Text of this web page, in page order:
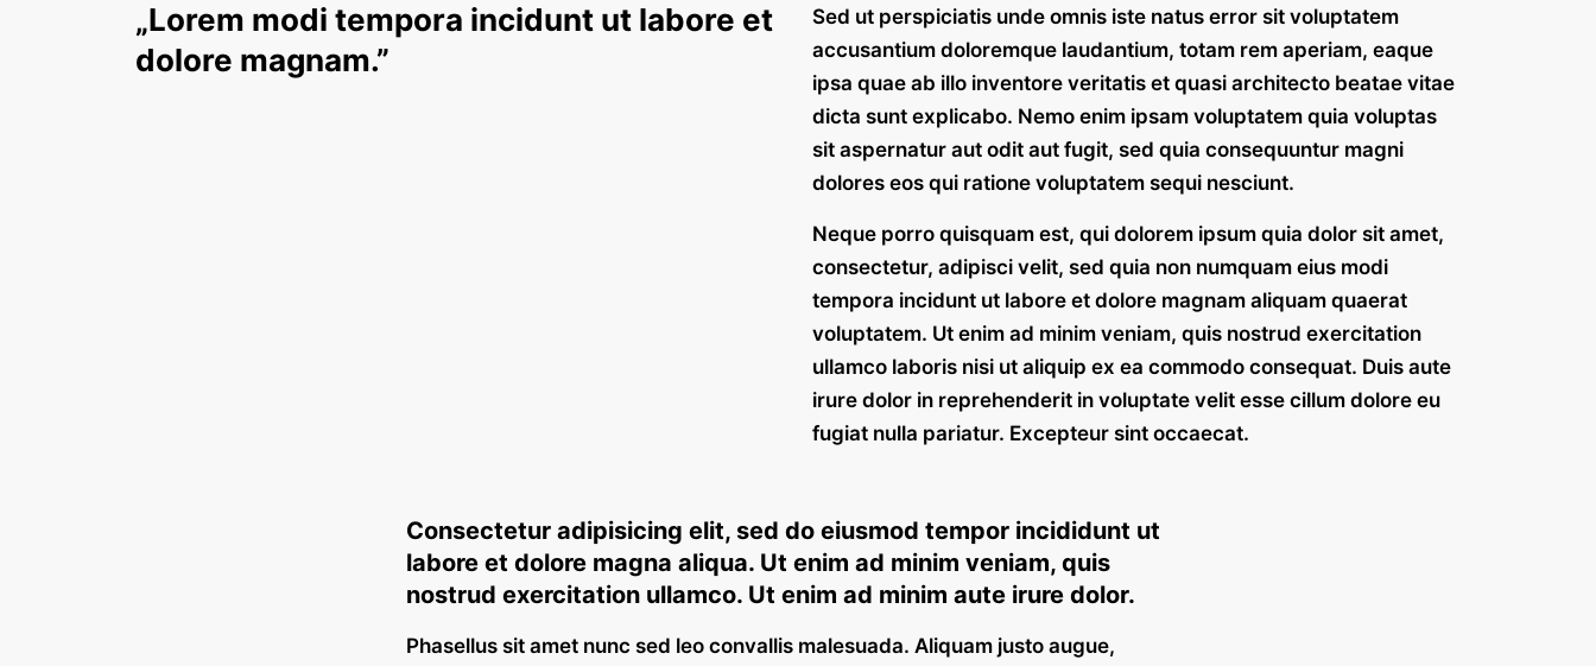
„Lorem modi tempora incidunt ut labore et
dolore magnam.”
Sed ut perspiciatis unde omnis iste natus error sit voluptatem
accusantium doloremque laudantium, totam rem aperiam, eaque
ipsa quae ab illo inventore veritatis et quasi architecto beatae vitae
dicta sunt explicabo. Nemo enim ipsam voluptatem quia voluptas
sit aspernatur aut odit aut fugit, sed quia consequuntur magni
dolores eos qui ratione voluptatem sequi nesciunt.
Neque porro quisquam est, qui dolorem ipsum quia dolor sit amet,
consectetur, adipisci velit, sed quia non numquam eius modi
tempora incidunt ut labore et dolore magnam aliquam quaerat
voluptatem. Ut enim ad minim veniam, quis nostrud exercitation
ullamco laboris nisi ut aliquip ex ea commodo consequat. Duis aute
irure dolor in reprehenderit in voluptate velit esse cillum dolore eu
fugiat nulla pariatur. Excepteur sint occaecat.
Consectetur adipisicing elit, sed do eiusmod tempor incididunt ut
labore et dolore magna aliqua. Ut enim ad minim veniam, quis
nostrud exercitation ullamco. Ut enim ad minim aute irure dolor.
Phasellus sit amet nunc sed leo convallis malesuada. Aliquam justo augue,